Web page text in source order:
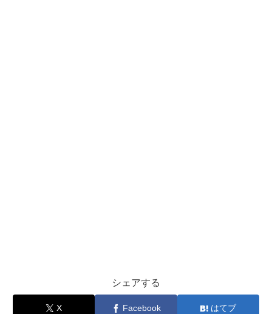
シェアする
X Facebook はてブ